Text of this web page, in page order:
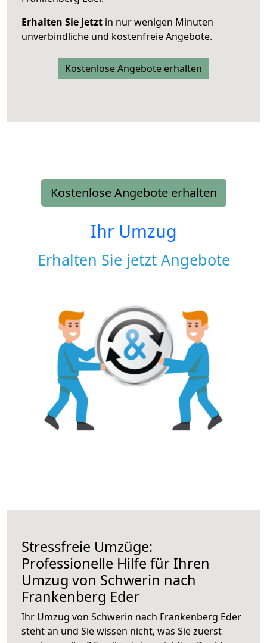
Erhalten Sie jetzt in nur wenigen Minuten
unverbindliche und kostenfreie Angebote.
Kostenlose Angebote erhalten
Kostenlose Angebote erhalten
Ihr Umzug
Erhalten Sie jetzt Angebote
Stressfreie Umzüge:
Professionelle Hilfe für Ihren
Umzug von Schwerin nach
Frankenberg Eder
Ihr Umzug von Schwerin nach Frankenberg Eder
steht an und Sie wissen nicht, was Sie zuerst